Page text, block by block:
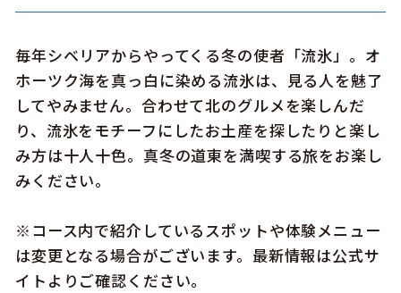
Languages
毎年シベリアからやってくる冬の使者「流氷」。オ
ホーツク海を真っ白に染める流氷は、見る人を魅了
してやみません。合わせて北のグルメを楽しんだ
り、流氷をモチーフにしたお土産を探したりと楽し
み方は十人十色。真冬の道東を満喫する旅をお楽し
みください。
※コース内で紹介しているスポットや体験メニュー
は変更となる場合がございます。最新情報は公式サ
イトよりご確認ください。